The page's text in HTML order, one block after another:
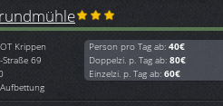
Krippen
69
Person pro Tag ab: 40€
Doppelzi. p. Tag ab: 80€
Einzelzi. p. Tag ab: 60€